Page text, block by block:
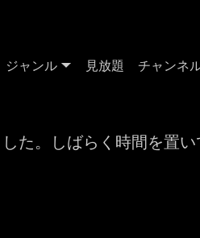
ジャンル 見放題 チャンネ
た。しばらく時間を置